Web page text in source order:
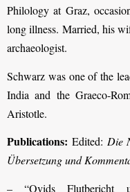
Philology at Graz,
long illness. Married, his
archaeologist.
Schwarz was one of the
India and the Graeco-
Aristotle.
Publications: Edited: Die
Übersetzung und
– “Ovids Flutbericht